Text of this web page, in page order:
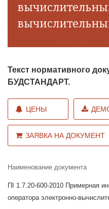
Текст нормативного
БУДСТАНДАРТ.
ЦЕНЫ
ЗАЯВКА НА ДОКУМЕНТ
Наименование документа
ПІ 1.7.20-600-2010 Примерная
оператора электронно-